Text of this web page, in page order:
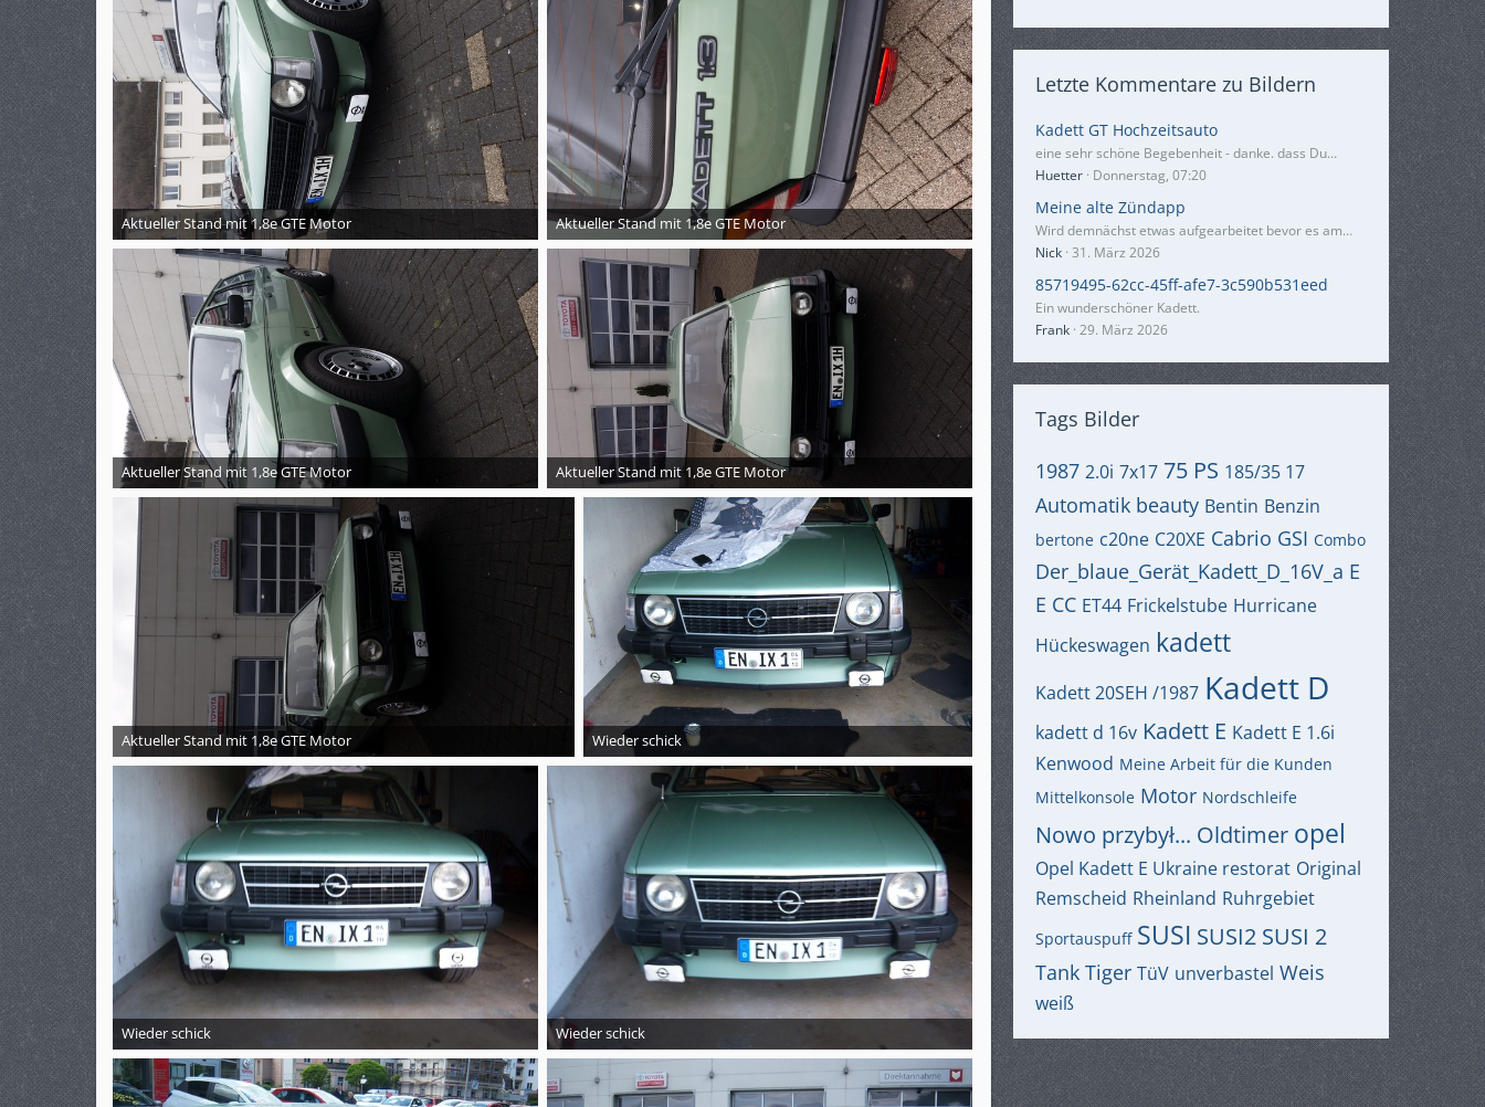
Aktueller Stand mit 1,8e GTE Motor Aktueller Stand mit 1,8e GTE Motor
Aktueller Stand mit 1,8e GTE Motor Aktueller Stand mit 1,8e GTE Motor
Aktueller Stand mit 1,8e GTE Motor Wieder schick
Wieder schick Wieder schick
Letzte Kommentare zu Bildern
Kadett GT Hochzeitsauto
eine sehr schöne Begebenheit - danke. dass Du…
Huetter Donnerstag, 07:20
Meine alte Zündapp
Wird demnächst etwas aufgearbeitet bevor es am…
Nick 31. März 2026
85719495-62cc-45ff-afe7-3c590b531eed
Ein wunderschöner Kadett.
Frank 29. März 2026
Tags Bilder
1987 2.0i 7x17 75 PS 185/35 17
Automatik beauty Bentin Benzin
bertone c20ne C20XE Cabrio GSI Combo
Der_blaue_Gerät_Kadett_D_16V_a E
E CC ET44 Frickelstube Hurricane
Hückeswagen kadett
Kadett 20SEH /1987 Kadett D
kadett d 16v Kadett E Kadett E 1.6i
Kenwood Meine Arbeit für die Kunden
Mittelkonsole Motor Nordschleife
Nowo przybył... Oldtimer opel
Opel Kadett E Ukraine restorat Original
Remscheid Rheinland Ruhrgebiet
Sportauspuff SUSI SUSI2 SUSI 2
Tank Tiger TüV unverbastel Weis
weiß